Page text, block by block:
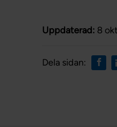
Uppdaterad: 8
Dela sidan: